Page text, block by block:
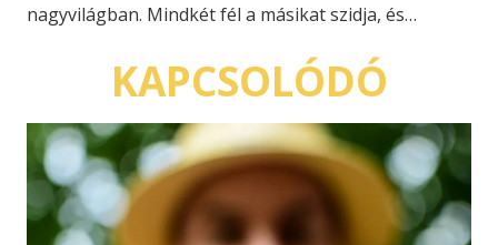
nagyvilágban. Mindkét fél a másikat szidja, és…
KAPCSOLÓDÓ